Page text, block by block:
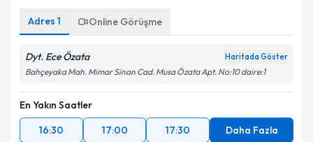
Adres 1 Online Görüşme
Dyt. Ece Özata Haritada Göster
Bahçeyaka Mah. Mimar Sinan Cad. Musa Özata Apt. No:10 daire:1
En Yakın Saatler
16:30
17:00 17:30 Daha Fazla